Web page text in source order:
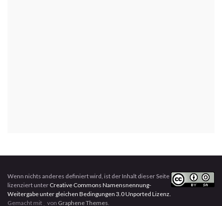
Wenn nichts anderes definiert wird, ist der Inhalt dieser Seite
lizenziert unter Creative Commons Namensnennung-
Weitergabe unter gleichen Bedingungen 3.0 Unported Lizenz.
Gemacht mit
von Graphene Themes